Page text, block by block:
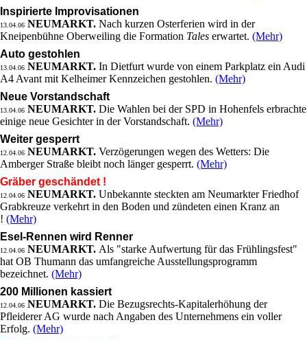
Inspirierte Improvisationen
13.04.06 NEUMARKT. Nach kurzen Osterferien wird in der
Kneipenbühne Oberweiling die Formation Tales erwartet. (Mehr)
Auto gestohlen
13.04.06 NEUMARKT. In Dietfurt wurde von einem Parkplatz ein Audi
A4 Avant mit Kelheimer Kennzeichen gestohlen. (Mehr)
Neue Vorstandschaft
13.04.06 NEUMARKT. Die Wahlen bei der SPD in Hohenfels erbrachte
einige neue Gesichter in der Vorstandschaft. (Mehr)
Weiter gesperrt
12.04.06 NEUMARKT. Verzögerungen wegen des Wetters: Die
Amberger Straße bleibt noch länger gesperrt. (Mehr)
Gräber geschändet !
12.04.06 NEUMARKT. Unbekannte steckten am Neumarkter Friedhof
Grabkreuze verkehrt in den Boden und zündeten einen Kranz an
! (Mehr)
Esel-Rennen wird Renner
12.04.06 NEUMARKT. Als "starke Aufwertung für das Frühlingsfest"
hat OB Thumann das umfangreiche Ausstellungsprogramm
bezeichnet. (Mehr)
200 Millionen kassiert
12.04.06 NEUMARKT. Die Bezugsrechts-Kapitalerhöhung der
Pfleiderer AG wurde nach Angaben des Unternehmens ein voller
Erfolg. (Mehr)